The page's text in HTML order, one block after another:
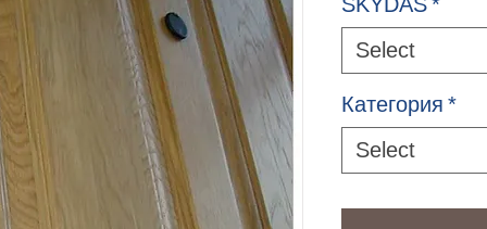
Select
Категория *
Select